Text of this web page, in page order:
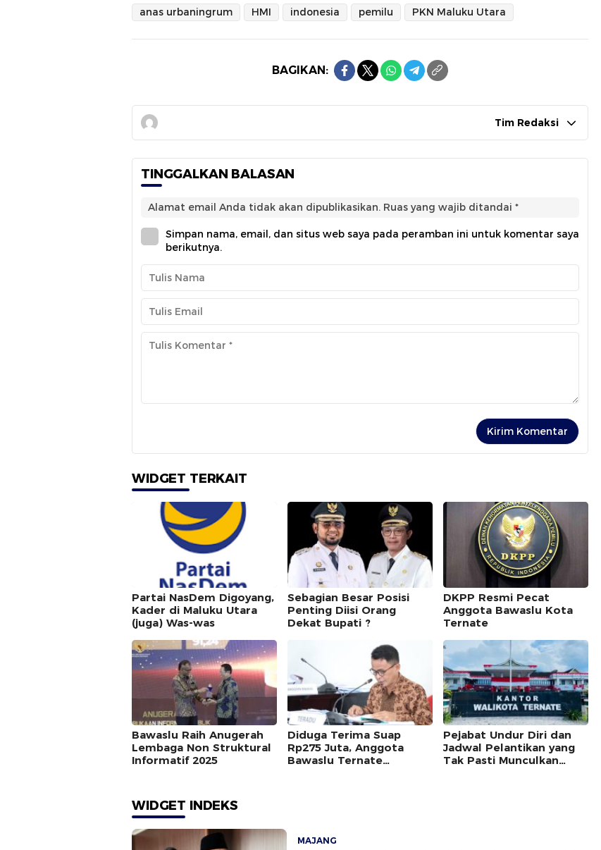
anas urbaningrum HMI indonesia pemilu PKN Maluku Utara
BAGIKAN:
Tim Redaksi
TINGGALKAN BALASAN
Alamat email Anda tidak akan dipublikasikan. Ruas yang wajib ditandai *
Simpan nama, email, dan situs web saya pada peramban ini untuk komentar saya
berikutnya.
WIDGET TERKAIT
Partai NasDem Digoyang,
Kader di Maluku Utara
(juga) Was-was
Sebagian Besar Posisi
Penting Diisi Orang
Dekat Bupati ?
DKPP Resmi Pecat
Anggota Bawaslu Kota
Ternate
Bawaslu Raih Anugerah
Lembaga Non Struktural
Informatif 2025
Diduga Terima Suap
Rp275 Juta, Anggota
Bawaslu Ternate
Pejabat Undur Diri dan
Jadwal Pelantikan yang
Tak Pasti Munculkan
WIDGET INDEKS
MAJANG